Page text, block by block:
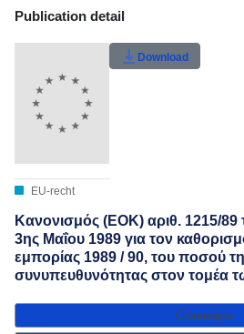
Publication Detail
Gebruikerswaardering
Publication detail
EU-recht
Download
Κανονισμός (ΕΟΚ) αριθ. 1215/89
3ης Μαΐου 1989 για τον
εμπορίας 1989 / 90, του ποσού
συνυπευθυνότητας στον τομέα
Citeerwijze